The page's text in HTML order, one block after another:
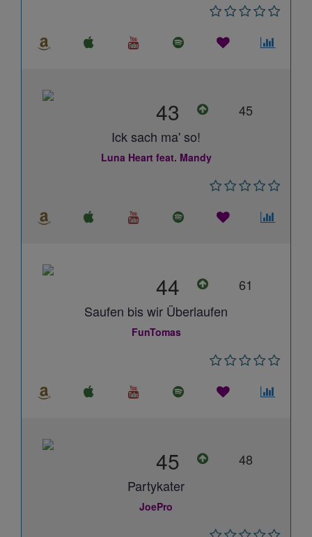
43
45
Ick sach ma' so!
Luna Heart feat. Mandy
44
61
Saufen bis wir Überlaufen
FunTomas
45
48
Partykater
JoePro